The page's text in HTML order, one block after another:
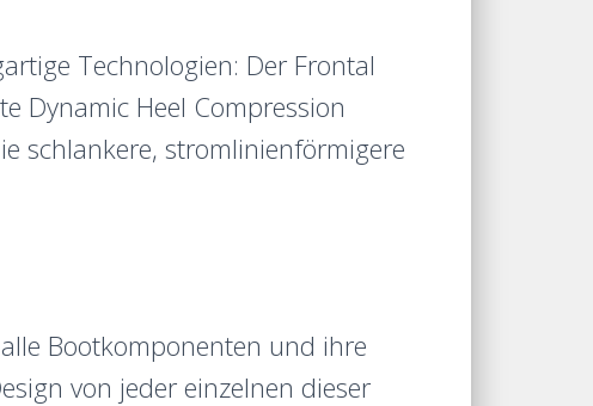
Technologien: Der Frontal
Dynamic Heel Compression
schlankere, stromlinienförmigere
Bootkomponenten und ihre
von jeder einzelnen dieser